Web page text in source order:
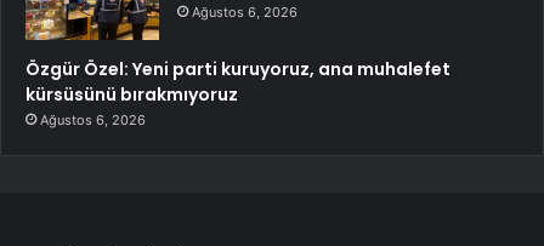
Ağustos 6, 2026
Özgür Özel: Yeni parti kuruyoruz, ana muhalefet
kürsüsünü bırakmıyoruz
Ağustos 6, 2026